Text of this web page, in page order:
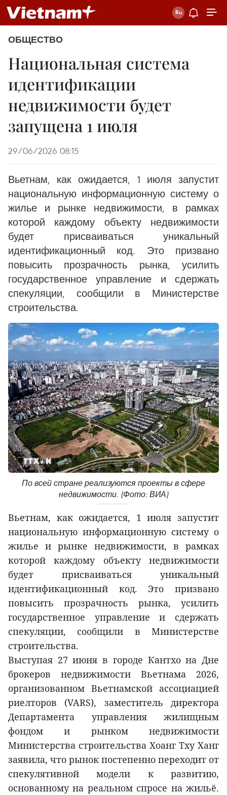
ОБЩЕСТВО
Национальная система
идентификации
недвижимости будет
запущена 1 июля
29/06/2026 08:15
Вьетнам, как ожидается, 1 июля запустит
национальную информационную систему о
жилье и рынке недвижимости, в рамках
которой каждому объекту недвижимости
будет присваиваться уникальный
идентификационный код. Это призвано
повысить прозрачность рынка, усилить
государственное управление и сдержать
спекуляции, сообщили в Министерстве
строительства.
По всей стране реализуются проекты в сфере
недвижимости. (Фото: ВИА)
Вьетнам, как ожидается, 1 июля запустит
национальную информационную систему о
жилье и рынке недвижимости, в рамках
которой каждому объекту недвижимости
будет присваиваться уникальный
идентификационный код. Это призвано
повысить прозрачность рынка, усилить
государственное управление и сдержать
спекуляции, сообщили в Министерстве
строительства.
Выступая 27 июня в городе Кантхо на Дне
брокеров недвижимости Вьетнама 2026,
организованном Вьетнамской ассоциацией
риелторов (VARS), заместитель директора
Департамента управления жилищным
фондом и рынком недвижимости
Министерства строительства Хоанг Тху Ханг
заявила, что рынок постепенно переходит от
спекулятивной модели к развитию,
основанному на реальном спросе на жильё.